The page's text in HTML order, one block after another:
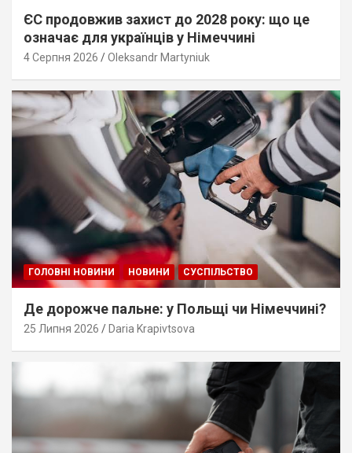
ЄС продовжив захист до 2028 року: що це
означає для українців у Німеччині
4 Серпня 2026 Oleksandr Martyniuk
ГОЛОВНІ НОВИНИ НОВИНИ СУСПІЛЬСТВО
Де дорожче пальне: у Польщі чи Німеччині?
25 Липня 2026 Daria Krapivtsova